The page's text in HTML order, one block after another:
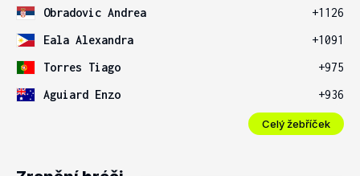
Obradovic Andrea
+1126
Eala Alexandra
+1091
Torres Tiago
+975
Aguiard Enzo
+936
Celý žebříček